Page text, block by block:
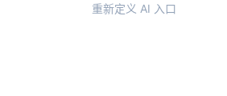
重新定义 AI 入口